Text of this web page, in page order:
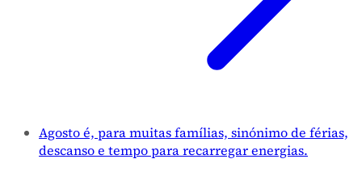
Agosto é, para muitas famílias, sinónimo de férias,
descanso e tempo para recarregar energias.